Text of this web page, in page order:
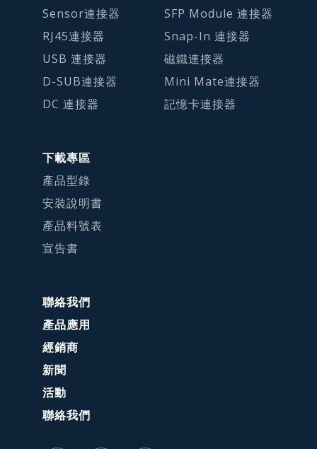
Sensor連接器
RJ45連接器
USB 連接器
D-SUB連接器
DC 連接器
SFP Module 連接器
Snap-In 連接器
磁鐵連接器
Mini Mate連接器
記憶卡連接器
下載專區
產品型錄
安裝說明書
產品料號表
宣告書
聯絡我們
產品應用
經銷商
新聞
活動
聯絡我們